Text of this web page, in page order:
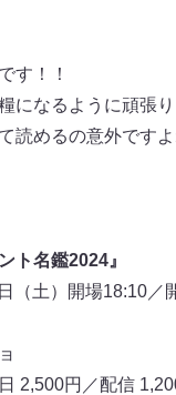
す！！
になるように頑張り
読めるの意外ですよ
ト名鑑2024』
（土）開場18:10／
2,500円／配信